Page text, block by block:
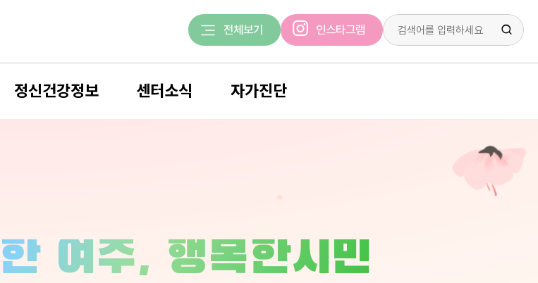
전체보기 인스타그램
정신건강정보
지역자원
센터소식
채용정보
자가진단
스트레스
여주, 행복한시민